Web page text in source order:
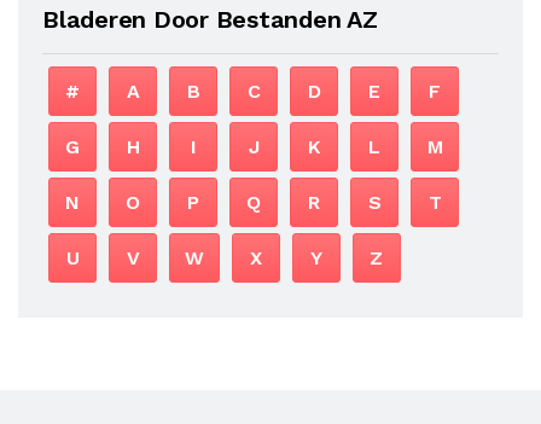
Bladeren Door Bestanden AZ
# A B C D E F
G H I J K L M
N O P Q R S T
U V W X Y Z